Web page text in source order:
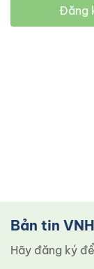
Đăng
Bản tin
Hãy đăng ký